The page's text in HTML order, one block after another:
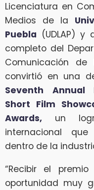
Licenciatura en
Medios de la
Puebla (UDLAP)
completo del
Comunicación
convirtió en una
Seventh Annual
Short Film
Awards, un
internacional
dentro de la
“Recibir el
oportunidad muy